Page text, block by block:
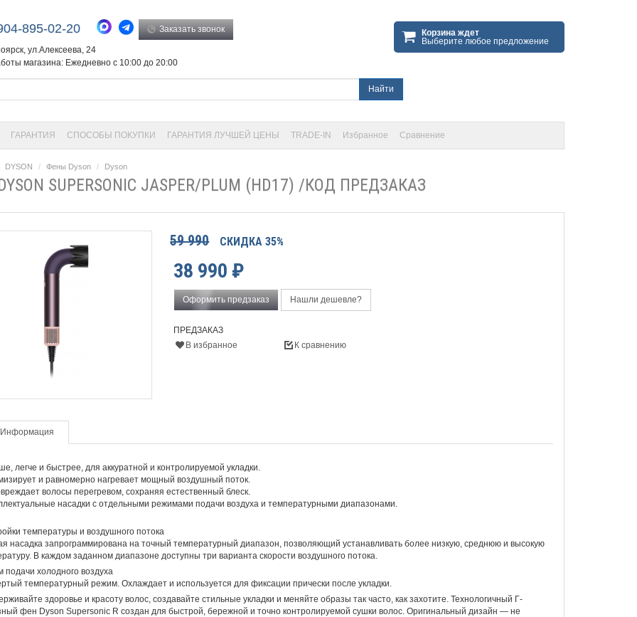
895-02-20 Заказать звонок
ул.Алексеева, 24
магазина: Ежедневно с 10:00 до 20:00
Корзина ждет
Выберите любое предложение
Найти
ГАРАНТИЯ СПОСОБЫ ПОКУПКИ ГАРАНТИЯ ЛУЧШЕЙ ЦЕНЫ TRADE-IN Избранное Сравнение
DYSON Фены Dyson Dyson
SUPERSONIC JASPER/PLUM (HD17) /КОД ПРЕДЗАКАЗ
59 990 СКИДКА 35%
38 990 ₽
Оформить предзаказ Нашли дешевле?
ПРЕДЗАКАЗ
В избранное
К сравнению
Информация
легче и быстрее, для аккуратной и контролируемой укладки.
и равномерно нагревает мощный воздушный поток.
волосы перегревом, сохраняя естественный блеск.
насадки с отдельными режимами подачи воздуха и температурными диапазонами.
температуры и воздушного потока
насадка запрограммирована на точный температурный диапазон, позволяющий устанавливать более низкую, среднюю и высокую
В каждом заданном диапазоне доступны три варианта скорости воздушного потока.
подачи холодного воздуха
температурный режим. Охлаждает и используется для фиксации прически после укладки.
здоровье и красоту волос, создавайте стильные укладки и меняйте образы так часто, как захотите. Технологичный Г-
фен Dyson Supersonic R создан для быстрой, бережной и точно контролируемой сушки волос. Оригинальный дизайн — не